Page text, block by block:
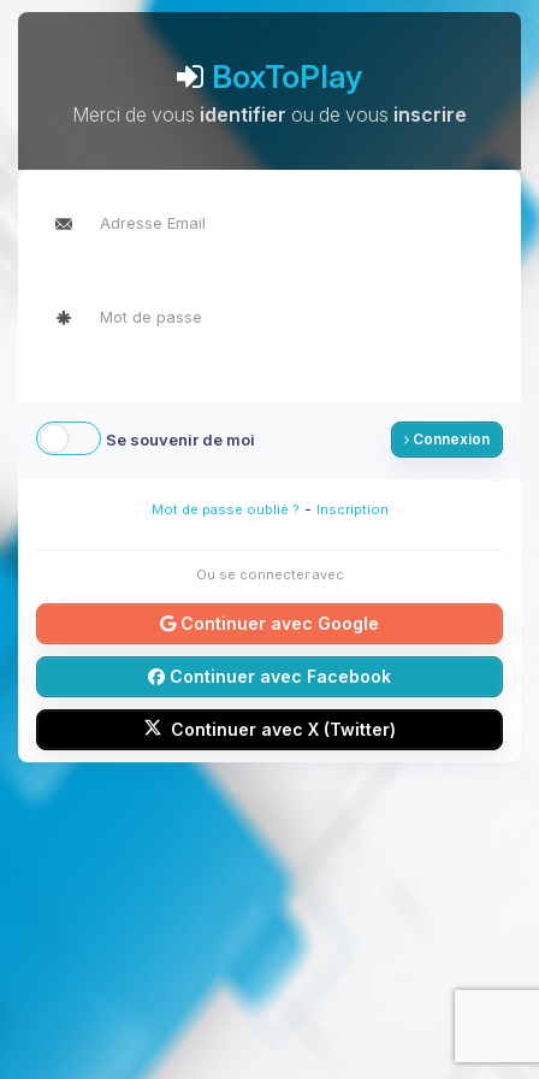
BoxToPlay
Merci de vous identifier ou de vous inscrire
Se souvenir de moi Connexion
Mot de passe oublié ? - Inscription
Ou se connecter avec
Continuer avec Google
Continuer avec Facebook
Continuer avec X (Twitter)